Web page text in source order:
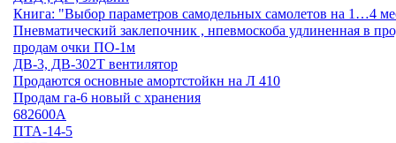
Книга: "Выбор параметров самодельных самолетов на 1…4
Пневматический заклепочник , нпевмоскоба удлиненная в
продам очки ПО-1м
ДВ-3, ДВ-302Т вентилятор
Продаются основные амортстойкн на Л 410
Продам га-6 новый с хранения
682600А
ПТА-14-5